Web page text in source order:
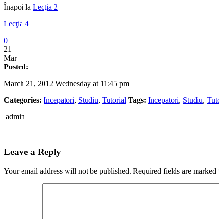
Înapoi la Lecţia 2
Lecţia 4
0
21
Mar
Posted:
March 21, 2012 Wednesday at 11:45 pm
Categories: Incepatori, Studiu, Tutorial Tags: Incepatori, Studiu,
admin
Leave a Reply
Your email address will not be published. Required fields are marked